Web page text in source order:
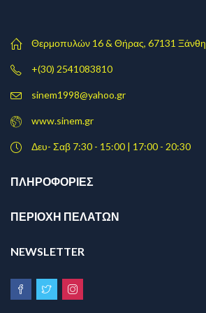
Θερμοπυλών 16 & Θήρας, 67131 Ξάνθη
+(30) 2541083810
sinem1998@yahoo.gr
www.sinem.gr
Δευ- Σαβ 7:30 - 15:00 | 17:00 - 20:30
ΠΛΗΡΟΦΟΡΊΕΣ
ΠΕΡΙΟΧΗ ΠΕΛΑΤΩΝ
NEWSLETTER